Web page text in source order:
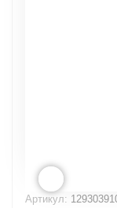
Артикул: